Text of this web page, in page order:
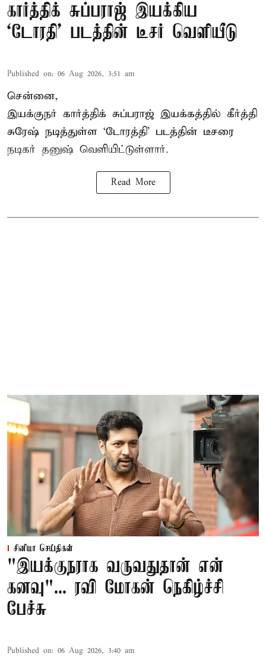
கார்த்திக் சுப்பராஜ் இயக்கிய
`டோரதி' படத்தின் டீசர் வெளியீடு
Published on: 06 Aug 2026, 3:51 am
சென்னை,
இயக்குநர் கார்த்திக் சுப்பராஜ் இயக்கத்தில் கீர்த்தி
சுரேஷ் நடித்துள்ள `டோரத்தி' படத்தின் டீசரை
நடிகர் தனுஷ் வெளியிட்டுள்ளார்.
Read More
சினிமா செய்திகள்
"இயக்குநராக வருவதுதான் என்
கனவு"... ரவி மோகன் நெகிழ்ச்சி
பேச்சு
Published on: 06 Aug 2026, 3:40 am